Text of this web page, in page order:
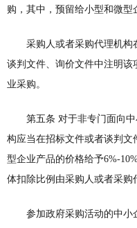
购，其中，预留给小型和微型
采购人或者采购代理机构
谈判文件、询价文件中注明
业采购。
第五条 对于非专门面向中
构应当在招标文件或者谈判
型企业产品的价格给予6%-
体扣除比例由采购人或者采购
参加政府采购活动的中小